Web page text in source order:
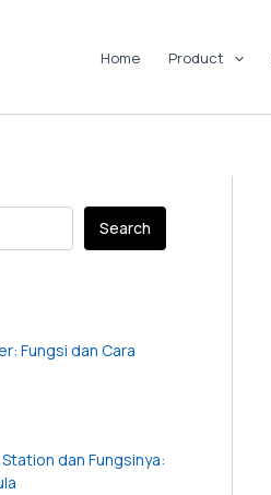
Home Product
Search
Fungsi dan Cara
dan Fungsinya: